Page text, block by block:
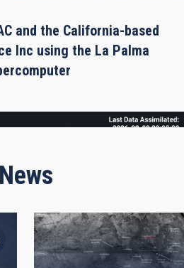
and the California-based
Inc using the La Palma
News